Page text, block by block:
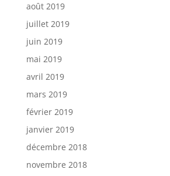
août 2019
juillet 2019
juin 2019
mai 2019
avril 2019
mars 2019
février 2019
janvier 2019
décembre 2018
novembre 2018